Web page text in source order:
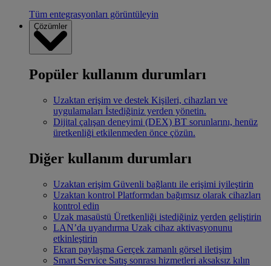
Tüm entegrasyonları görüntüleyin
Çözümler
Popüler kullanım durumları
Uzaktan erişim ve destek Kişileri, cihazları ve
uygulamaları İstediğiniz yerden yönetin.
Dijital çalışan deneyimi (DEX) BT sorunlarını, henüz
üretkenliği etkilenmeden önce çözün.
Diğer kullanım durumları
Uzaktan erişim Güvenli bağlantı ile erişimi iyileştirin
Uzaktan kontrol Platformdan bağımsız olarak cihazları
kontrol edin
Uzak masaüstü Üretkenliği istediğiniz yerden geliştirin
LAN’da uyandırma Uzak cihaz aktivasyonunu
etkinleştirin
Ekran paylaşma Gerçek zamanlı görsel iletişim
Smart Service Satış sonrası hizmetleri aksaksız kılın